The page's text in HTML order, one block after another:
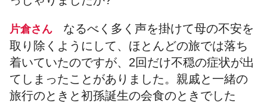
片倉さん なるべく多く声を掛けて母の不安を
取り除くようにして、ほとんどの旅では落ち
着いていたのですが、2回だけ不穏の症状が出
てしまったことがありました。親戚と一緒の
旅行のときと初孫誕生の会食のときでした